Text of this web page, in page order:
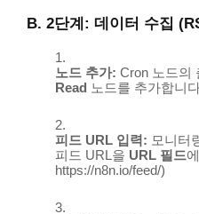
B. 2단계: 데이터 수집
노드 추가: Cron 노드의
Read 노드를 추가합니
피드 URL 입력: 모니터
피드 URL을 URL 필드
https://n8n.io/feed/)